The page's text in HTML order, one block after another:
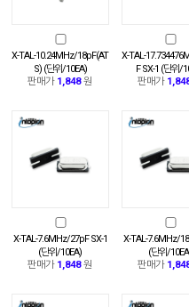
X-TAL-10.24MHz/18pF(AT
S) (단위/10EA)
판매가 1,848원
X-TAL-
F SX-1 (단위/
판매가
X-TAL-7.6MHz/27pF SX-1
(단위/10EA)
판매가 1,848원
X-TAL-7.6MHz/
(단위/
판매가